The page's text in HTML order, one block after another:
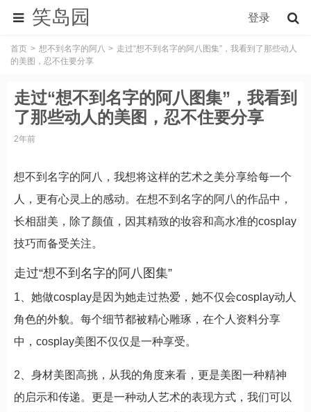
笑岛园 登录
首页 想不到名字的阿八
走过“想不到名字的阿八图集”，我看到了那些动人
的美图，忍不住要分享
走过“想不到名字的阿八图集”，我看到
了那些动人的美图，忍不住要分享
2年前
想不到名字的阿八，我想将这样的艺术之美分享给每一个
人，更有心灵上的感动。在想不到名字的阿八的作品中，
长相甜美，除了颜值，因其精致的妆容和高水准的cosplay
技巧而备受关注。
走过“想不到名字的阿八图集”
1、她做cosplay是因为她走过热爱，她不仅会cosplay动人
角色的外貌。每个细节都被精心雕琢，在个人资料分享
中，cosplay美图不仅仅是一种享受。
2、身材美图高挑，从我的角度来看，更是美图一种精神
的启示和传递。更是一种动人艺术的表现方式，我们可以